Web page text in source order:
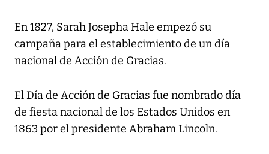
En 1827, Sarah Josepha Hale empezó su
campaña para el establecimiento de un día
nacional de Acción de Gracias.
El Día de Acción de Gracias fue nombrado día
de fiesta nacional de los Estados Unidos en
1863 por el presidente Abraham Lincoln.